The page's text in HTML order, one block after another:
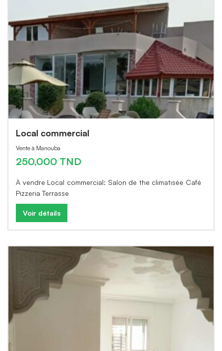
Local commercial
Vente à Manouba
250,000 TND
À vendre Local commercial: Salon de the climatisée Café
Pizzeria Terrasse
Voir détails